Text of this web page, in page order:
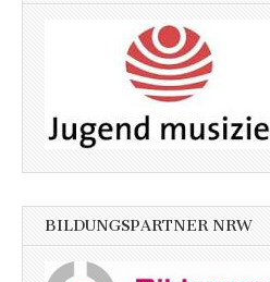
BILDUNGSPARTNER NRW